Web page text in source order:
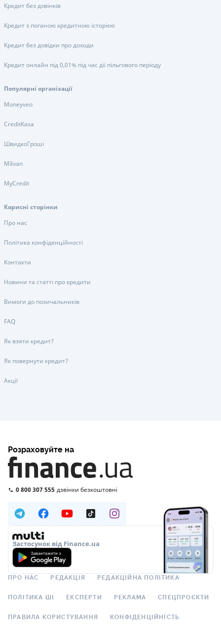
Кредит без дзвінків
Кредит з поганою кредитною історією
Кредит без довідки про доходи
Кредит онлайн під 0,01% під час дії пільгового періоду
Популярні організації
Moneyveo
CreditKasa
ШвидкоГроші
Miloan
MyCredit
Корисні сторінки
Про нас
Політика конфіденційності
Контакти
Новини та статті про кредити
Вимоги до позичальників
FAQ
Як взяти кредит?
Як повернути кредит?
Акції
Розраховуйте на
0 800 307 555 дзвінки безкоштовні
Застосунок від Finance.ua
ПРО НАС РЕДАКЦІЯ РЕДАКЦІЙНА ПОЛІТИКА
ПОЛІТИКА ШІ ЕКСПЕРТИ РЕКЛАМА СПЕЦПРОЄКТИ
ПРАВИЛА КОРИСТУВАННЯ КОНФІДЕНЦІЙНІСТЬ